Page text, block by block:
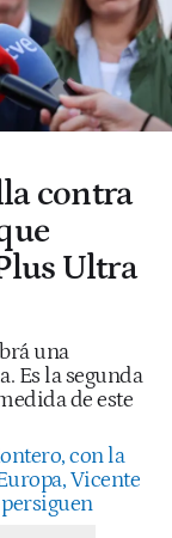
contra
Ultra
una
Es la segunda
de este
con la
Vicente